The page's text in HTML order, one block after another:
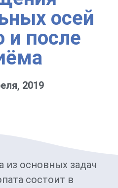
осей
и после
2019
из основных задач
состоит в